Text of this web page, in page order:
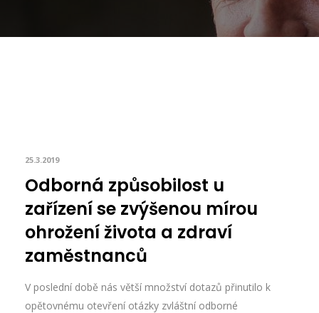
25.3.2019
Odborná způsobilost u
zařízení se zvýšenou mírou
ohrožení života a zdraví
zaměstnanců
V poslední době nás větší množství dotazů přinutilo k
opětovnému otevření otázky zvláštní odborné